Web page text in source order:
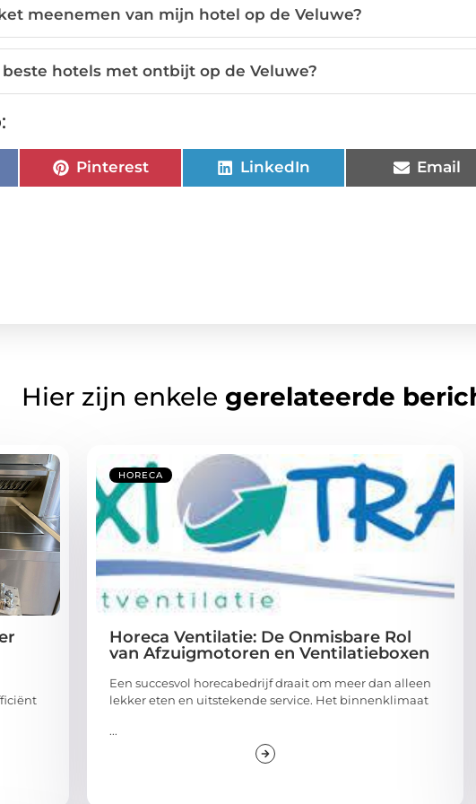
meenemen van mijn hotel op de Veluwe?
hotels met ontbijt op de Veluwe?
Pinterest LinkedIn Email
Hier zijn enkele gerelateerde
HORECA
Horeca Ventilatie: De Onmisbare Rol
van Afzuigmotoren en Ventilatieboxen
Een succesvol horecabedrijf draait om meer dan alleen
lekker eten en uitstekende service. Het binnenklimaat
...